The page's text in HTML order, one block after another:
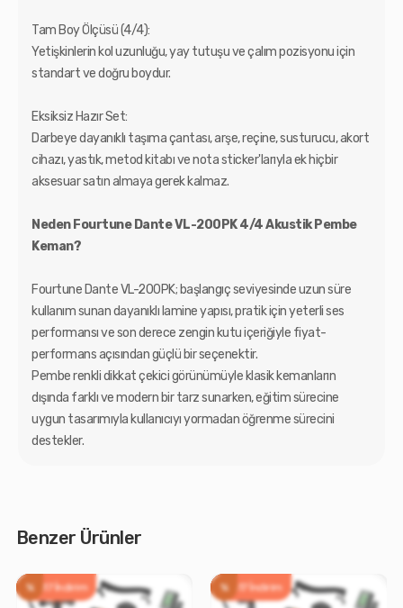
Tam Boy Ölçüsü (4/4):
Yetişkinlerin kol uzunluğu, yay tutuşu ve çalım pozisyonu için
standart ve doğru boydur.
Eksiksiz Hazır Set:
Darbeye dayanıklı taşıma çantası, arşe, reçine, susturucu, akort
cihazı, yastık, metod kitabı ve nota sticker'larıyla ek hiçbir
aksesuar satın almaya gerek kalmaz.
Neden Fourtune Dante VL-200PK 4/4 Akustik Pembe
Keman?
Fourtune Dante VL-200PK; başlangıç seviyesinde uzun süre
kullanım sunan dayanıklı lamine yapısı, pratik için yeterli ses
performansı ve son derece zengin kutu içeriğiyle fiyat-
performans açısından güçlü bir seçenektir.
Pembe renkli dikkat çekici görünümüyle klasik kemanların
dışında farklı ve modern bir tarz sunarken, eğitim sürecine
uygun tasarımıyla kullanıcıyı yormadan öğrenme sürecini
destekler.
Benzer Ürünler
% %17 İndirim % %17 İndirim